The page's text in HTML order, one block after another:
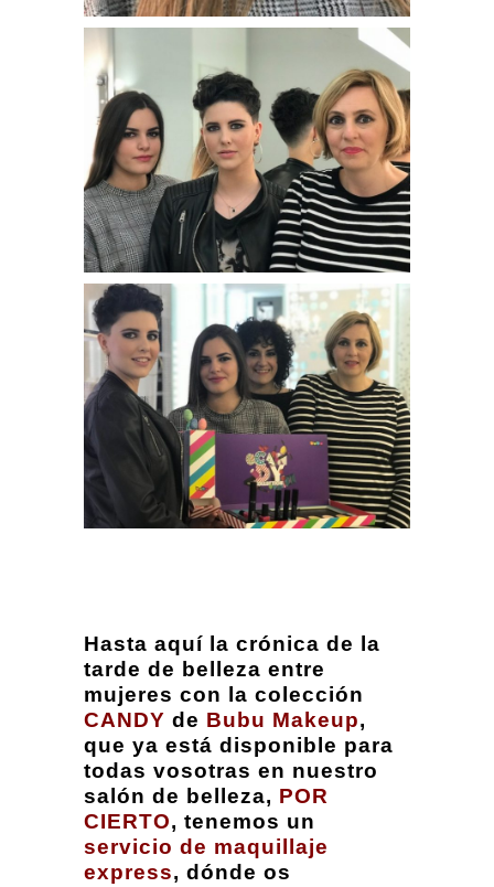
Hasta aquí la crónica de la
tarde de belleza entre
mujeres con la colección
CANDY de Bubu Makeup,
que ya está disponible para
todas vosotras en nuestro
salón de belleza, POR
CIERTO, tenemos un
servicio de maquillaje
express, dónde os